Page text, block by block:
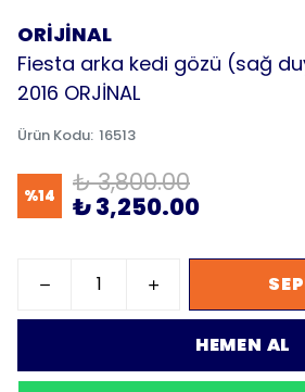
ORİJİNAL
Fiesta arka kedi gözü (sağ
2016 ORJİNAL
Ürün Kodu: 16513
%14 ₺ 3,800.00
₺ 3,250.00
HEMEN AL